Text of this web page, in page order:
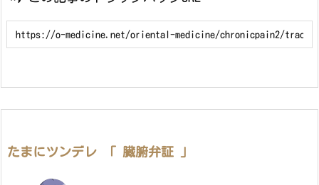
たまにツンデレ 「 臓腑弁証 」